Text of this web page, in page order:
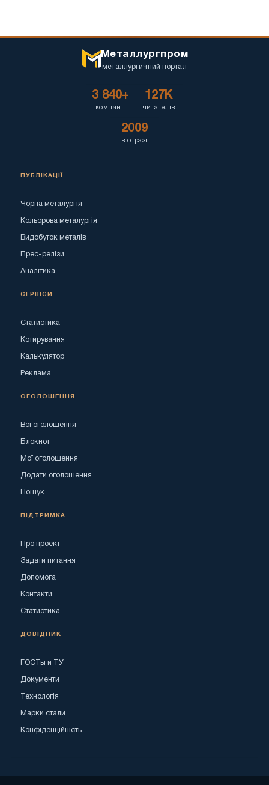
Металлургпром
металлургичний портал
3 840+
компанії
127K
читателів
2009
в отразі
ПУБЛІКАЦІЇ
Чорна металургія
Кольорова металургія
Видобуток металів
Прес-релізи
Аналітика
СЕРВІСИ
Статистика
Котирування
Калькулятор
Реклама
ОГОЛОШЕННЯ
Всі оголошення
Блокнот
Мої оголошення
Додати оголошення
Пошук
ПІДТРИМКА
Про проект
Задати питання
Допомога
Контакти
Статистика
ДОВІДНИК
ГОСТы и ТУ
Документи
Технологія
Марки стали
Конфіденційність